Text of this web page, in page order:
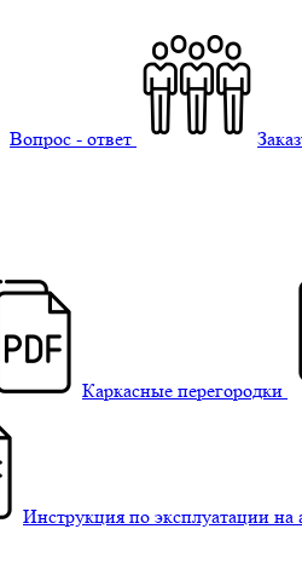
Вопрос - ответ
Каркасные перегородки
Инструкция по эксплуатации на